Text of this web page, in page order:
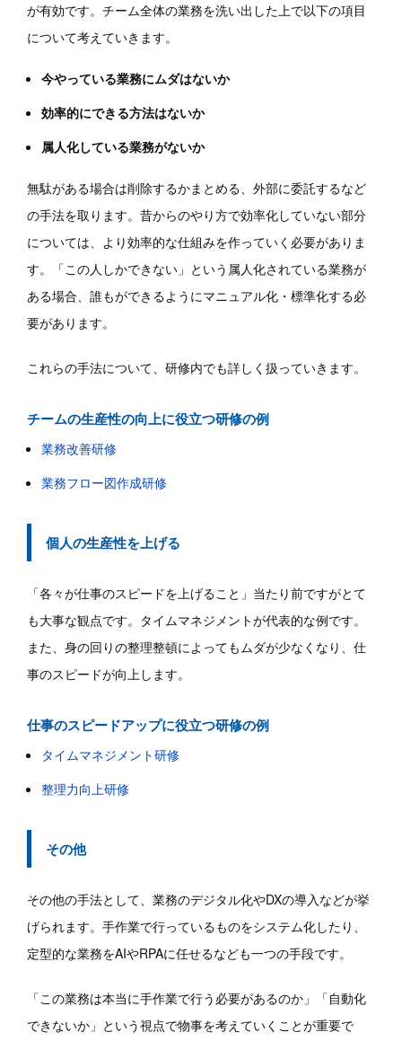
が有効です。チーム全体の業務を洗い出した上で以下の項目
について考えていきます。
今やっている業務にムダはないか
効率的にできる方法はないか
属人化している業務がないか
無駄がある場合は削除するかまとめる、外部に委託するなど
の手法を取ります。昔からのやり方で効率化していない部分
については、より効率的な仕組みを作っていく必要がありま
す。「この人しかできない」という属人化されている業務が
ある場合、誰もができるようにマニュアル化・標準化する必
要があります。
これらの手法について、研修内でも詳しく扱っていきます。
チームの生産性の向上に役立つ研修の例
業務改善研修
業務フロー図作成研修
個人の生産性を上げる
「各々が仕事のスピードを上げること」当たり前ですがとて
も大事な観点です。タイムマネジメントが代表的な例です。
また、身の回りの整理整頓によってもムダが少なくなり、仕
事のスピードが向上します。
仕事のスピードアップに役立つ研修の例
タイムマネジメント研修
整理力向上研修
その他
その他の手法として、業務のデジタル化やDXの導入などが挙
げられます。手作業で行っているものをシステム化したり、
定型的な業務をAIやRPAに任せるなども一つの手段です。
「この業務は本当に手作業で行う必要があるのか」「自動化
できないか」という視点で物事を考えていくことが重要で